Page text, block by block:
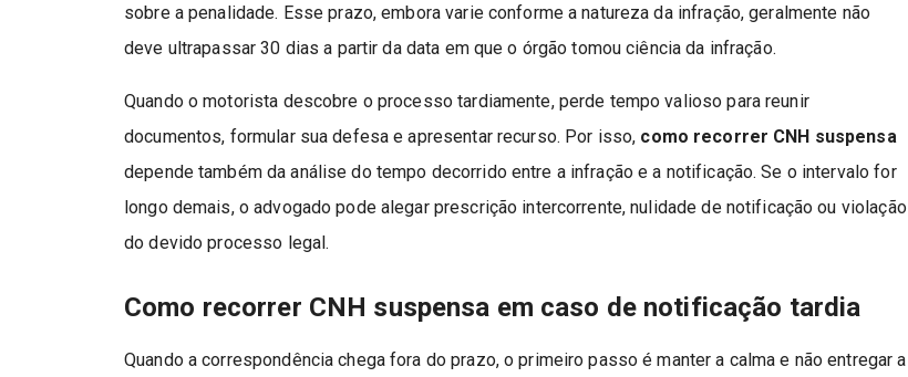
sobre a penalidade. Esse prazo, embora varie conforme a natureza da infração, geralmente não
deve ultrapassar 30 dias a partir da data em que o órgão tomou ciência da infração.
Quando o motorista descobre o processo tardiamente, perde tempo valioso para reunir
documentos, formular sua defesa e apresentar recurso. Por isso, como recorrer CNH suspensa
depende também da análise do tempo decorrido entre a infração e a notificação. Se o intervalo for
longo demais, o advogado pode alegar prescrição intercorrente, nulidade de notificação ou violação
do devido processo legal.
Como recorrer CNH suspensa em caso de notificação tardia
Quando a correspondência chega fora do prazo, o primeiro passo é manter a calma e não entregar a